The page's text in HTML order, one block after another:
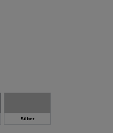
von 5 Sternen
Silber